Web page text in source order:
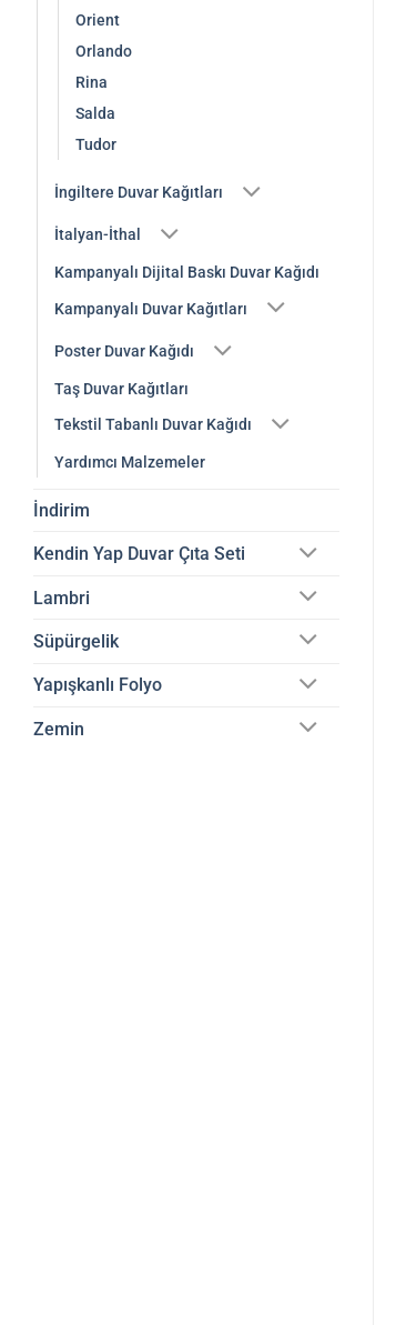
Orient
Orlando
Rina
Salda
Tudor
İngiltere Duvar Kağıtları
İtalyan-İthal
Kampanyalı Dijital Baskı Duvar Kağıdı
Kampanyalı Duvar Kağıtları
Poster Duvar Kağıdı
Taş Duvar Kağıtları
Tekstil Tabanlı Duvar Kağıdı
Yardımcı Malzemeler
İndirim
Kendin Yap Duvar Çıta Seti
Lambri
Süpürgelik
Yapışkanlı Folyo
Zemin